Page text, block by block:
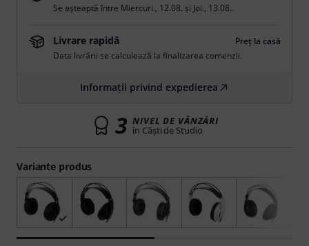
Variante produs
Se așteaptă între Miercuri., 12.08. și Joi., 13.08..
Livrare rapidă
Preț la casă
Data livrării se calculează la finalizarea comenzii.
Informații privind expedierea
3 NIVEL DE VÂNZĂRI
în Căşti de Studio